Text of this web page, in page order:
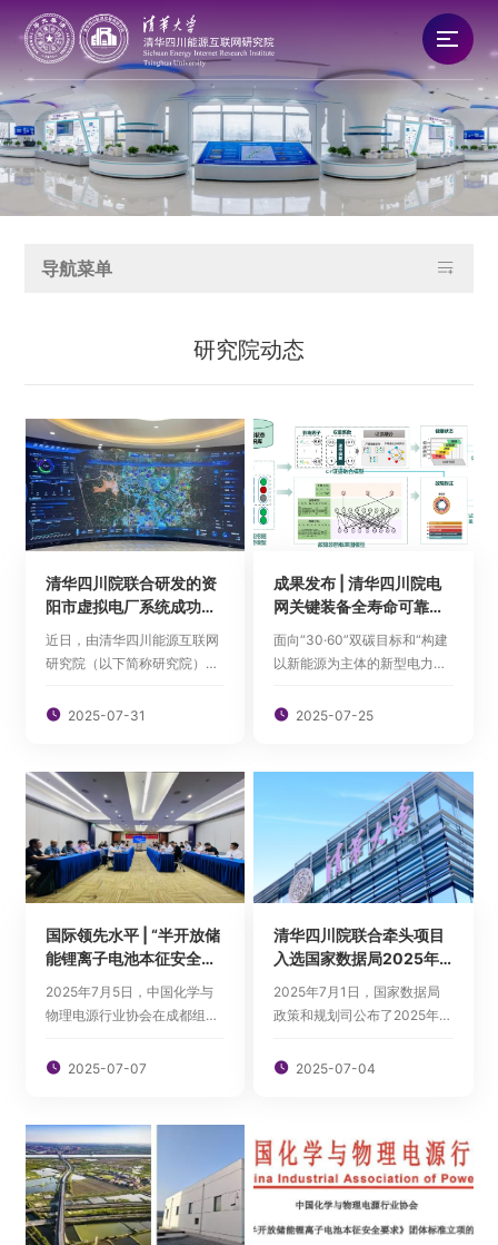
研究院概况
新闻资讯
党建文化
科普教育
人才招聘
导航菜单 
研究院动态
清华四川院联合研发的资
阳市虚拟电厂系统成功投
入实战，助力高温保供
近日，由清华四川能源互联网
研究院（以下简称研究院）联
（以下简称虚拟电厂系统）成
厂系统在收到电网侧需求后快
速响应，精准组织和执行用户
侧负荷调节，两日内累计响应
时长9小时，累...
 2025-07-31
成果发布 | 清华四川院电
网关键装备全寿命可靠性
增强技术取得突破
面向“30·60”双碳目标和“构建
以新能源为主体的新型电力系
能源互联网研究院（以下简称
模式，积极延伸清华大学有组
织研发的体系优势。自2020
年起，研究院开展有组织研发
模式...
 2025-07-25
国际领先水平 | “半开放储
能锂离子电池本征安全技
术”顺利通过科技成果评价
2025年7月5日，中国化学与
物理电源行业协会在成都组织
征安全技术”科技成果评价会，
专家组成评价委员会，对该成
果进行综合评审。
 2025-07-07
清华四川院联合牵头项目
入选国家数据局2025年
研究课题名单
2025年7月1日，国家数据局
政策和规划司公布了2025年课
评审等程序，由清华四川能源
系研究》成功入选。这是研究
院继去年成功牵头承担国家数
据局年度...
 2025-07-04